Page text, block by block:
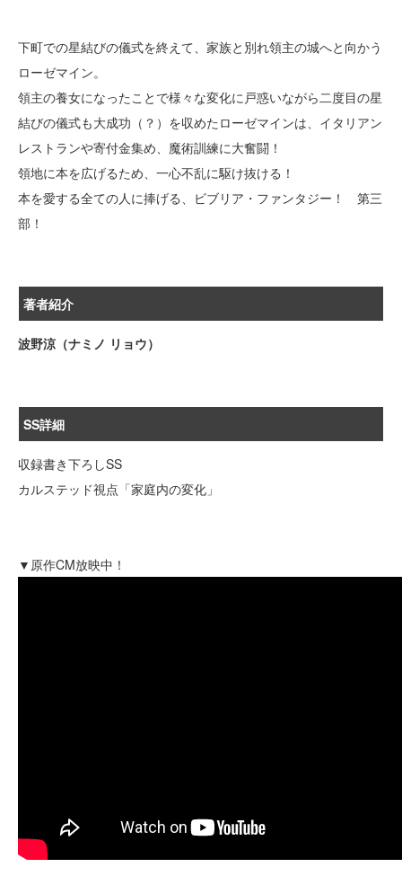
下町での星結びの儀式を終えて、家族と別れ領主の城へと向かう
ローゼマイン。
領主の養女になったことで様々な変化に戸惑いながら二度目の星
結びの儀式も大成功（？）を収めたローゼマインは、イタリアン
レストランや寄付金集め、魔術訓練に大奮闘！
領地に本を広げるため、一心不乱に駆け抜ける！
本を愛する全ての人に捧げる、ビブリア・ファンタジー！ 第三
部！
著者紹介
波野涼（ナミノ リョウ）
SS詳細
収録書き下ろしSS
カルステッド視点「家庭内の変化」
▼原作CM放映中！